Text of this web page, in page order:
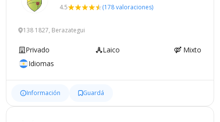
4.5 (178 valoraciones)
138 1827, Berazategui
Privado Laico
Mixto
Idiomas
Información Guardá